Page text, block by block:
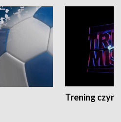
Trening czyni